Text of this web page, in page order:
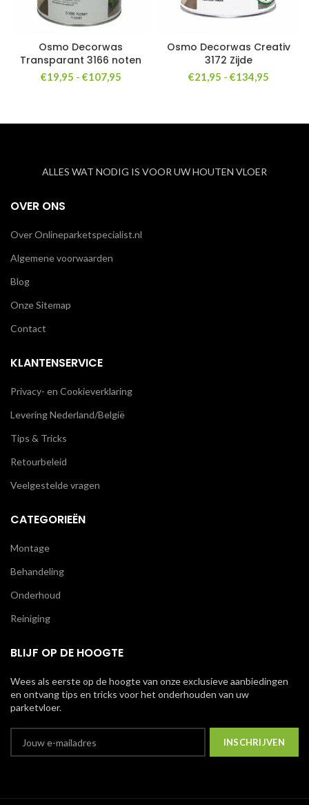
Osmo Decorwas
Transparant 3166 noten
€19,95 - €107,95Prijsklasse:
Osmo Decorwas Creativ
3172 Zijde
€21,95 - €134,95
ALLES WAT NODIG IS VOOR UW HOUTEN VLOER
OVER ONS
Over Onlineparketspecialist.nl
Algemene voorwaarden
Blog
Onze Sitemap
Contact
KLANTENSERVICE
Privacy- en Cookieverklaring
Levering Nederland/België
Tips & Tricks
Retourbeleid
Veelgestelde vragen
CATEGORIEËN
Montage
Behandeling
Onderhoud
Reiniging
BLIJF OP DE HOOGTE
Wees als eerste op de hoogte van onze exclusieve aanbiedingen
en ontvang tips en tricks voor het onderhouden van uw
parketvloer.